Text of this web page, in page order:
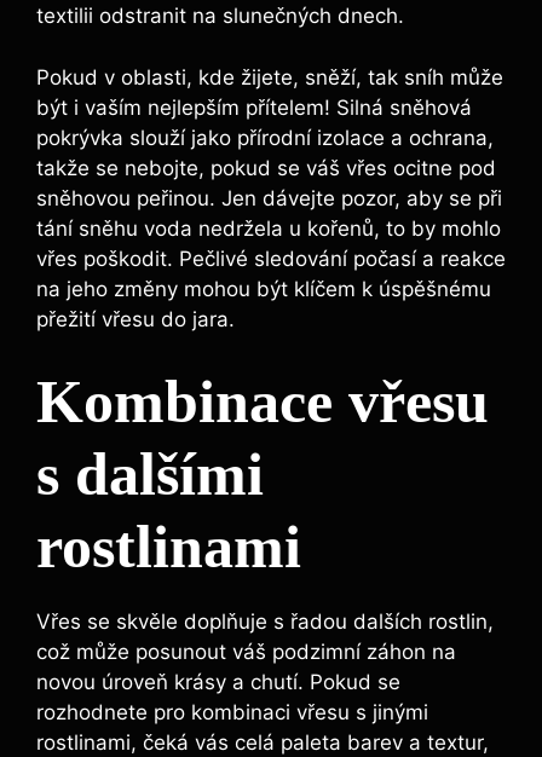
textilii odstranit na slunečných dnech.
Pokud v oblasti, kde žijete, sněží, tak sníh může
být i vaším nejlepším přítelem! Silná sněhová
pokrývka slouží jako přírodní izolace a ochrana,
takže se nebojte, pokud se váš vřes ocitne pod
sněhovou peřinou. Jen dávejte pozor, aby se při
tání sněhu voda nedržela u kořenů, to by mohlo
vřes poškodit. Pečlivé sledování počasí a reakce
na jeho změny mohou být klíčem k úspěšnému
přežití vřesu do jara.
Kombinace vřesu
s dalšími
rostlinami
Vřes se skvěle doplňuje s řadou dalších rostlin,
což může posunout váš podzimní záhon na
novou úroveň krásy a chutí. Pokud se
rozhodnete pro kombinaci vřesu s jinými
rostlinami, čeká vás celá paleta barev a textur,